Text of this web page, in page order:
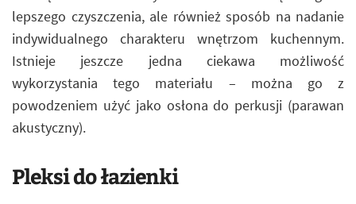
lepszego czyszczenia, ale również sposób na nadanie
indywidualnego charakteru wnętrzom kuchennym.
Istnieje jeszcze jedna ciekawa możliwość
wykorzystania tego materiału – można go z
powodzeniem użyć jako osłona do perkusji (parawan
akustyczny).
Pleksi do łazienki